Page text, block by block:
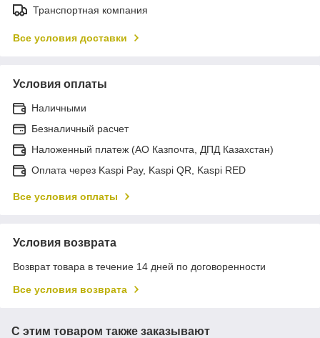
Транспортная компания
Все условия доставки
Условия оплаты
Наличными
Безналичный расчет
Наложенный платеж (АО Казпочта, ДПД Казахстан)
Оплата через Kaspi Pay, Kaspi QR, Kaspi RED
Все условия оплаты
Условия возврата
Возврат товара в течение 14 дней по договоренности
Все условия возврата
С этим товаром также заказывают